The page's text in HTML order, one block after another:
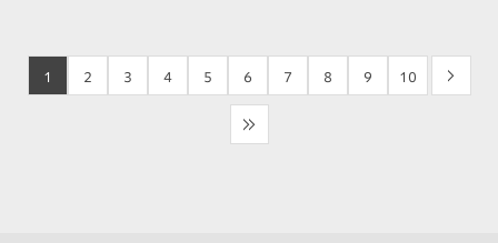
1 2 3 4 5 6 7 8 9 10 >
>>